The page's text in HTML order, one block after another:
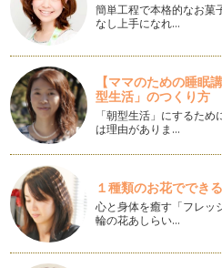
とうもろこしをまるごと楽しもう
野菜売り場にとうもろこしが出回
しの旬は6月～9月。暑くなるにつ
漬けておくだけ・時短クッキング
本格的に梅雨に入りました。 毎日
なく気分もあがらなくて・・…
あまった餃子の皮はありませんか
紫陽花の花が美しく咲き始める季
雨のジメジメした季節が始まりま
デザートも野菜入りでおいしく召
風がさわやかな５月。緑も鮮やか
を出していますね。 &nb…
簡単工程で本格的なお
なし上手になれ…
【ママのための睡眠
型生活」のつくり方
「朝型生活」にするた
は理由がありま…
１種類のお花ででき
心と身体を癒す「フレッ
輪の花あしらい…